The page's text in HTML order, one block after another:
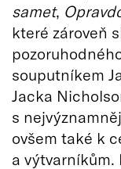
samet,
které zároveň
souputníkem
Jacka
s
ovšem také k
a výtvarníkům.